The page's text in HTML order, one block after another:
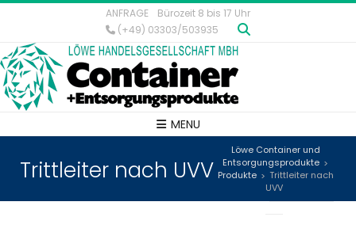
ANFRAGE
Bürozeit 8 bis 17 Uhr
(+49) 03303/503935
MENU
Trittleiter nach UVV
Löwe Container und
Entsorgungsprodukte >
Produkte > Trittleiter nach
UVV